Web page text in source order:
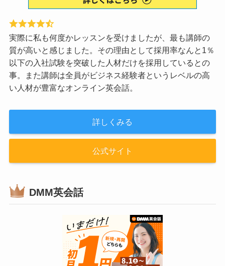
実際に私も何度かレッスンを受けましたが、最も講師の
質が高いと感じました。その理由として採用率なんと1％
以下の入社試験を突破した人材だけを採用しているとの
事。また講師は全員がビジネス経験者というレベルの高
い人材が豊富なオンライン英会話。
詳しくみる
公式サイト
DMM英会話